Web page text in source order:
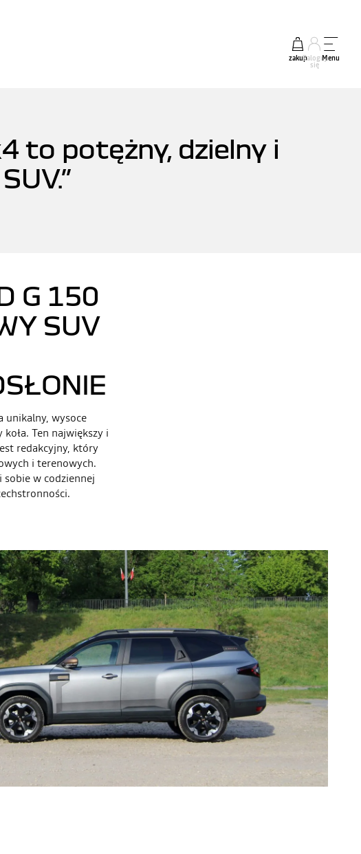
zakupZaloguj
się
Menu
to potężny, dzielny i
G 150
SUV
unikalny, wysoce
Ten największy i
redakcyjny, który
i terenowych.
w codziennej